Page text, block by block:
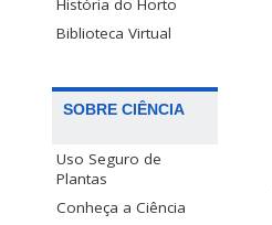
História do Horto
Biblioteca Virtual
SOBRE CIÊNCIA
Uso Seguro de
Plantas
Conheça a Ciência